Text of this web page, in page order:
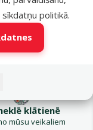
sīkdatņu politikā.
klātienē
mūsu veikaliem